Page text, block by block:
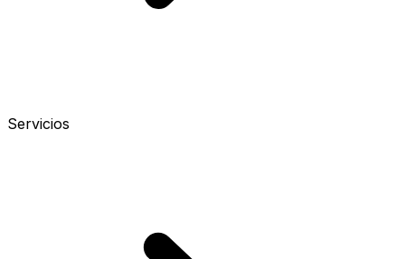
Servicios